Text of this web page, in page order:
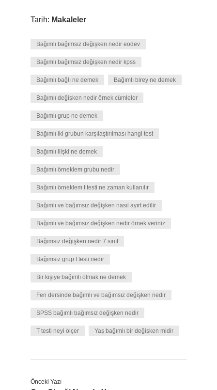
Tarih: Makaleler
Bağımlı bağımsız değişken nedir eodev
Bağımlı bağımsız değişken nedir kpss
Bağımlı bağlı ne demek Bağımlı birey ne demek
Bağımlı değişken nedir örnek cümleler
Bağımlı grup ne demek
Bağımlı iki grubun karşılaştırılması hangi test
Bağımlı ilişki ne demek
Bağımlı örneklem grubu nedir
Bağımlı örneklem t testi ne zaman kullanılır
Bağımlı ve bağımsız değişken nasıl ayırt edilir
Bağımlı ve bağımsız değişken nedir örnek veriniz
Bağımsız değişken nedir 7 sınıf
Bağımsız grup t testi nedir
Bir kişiye bağımlı olmak ne demek
Fen dersinde bağımlı ve bağımsız değişken nedir
SPSS bağımlı bağımsız değişken nedir
T testi neyi ölçer Yaş bağımlı bir değişken midir
Önceki Yazı